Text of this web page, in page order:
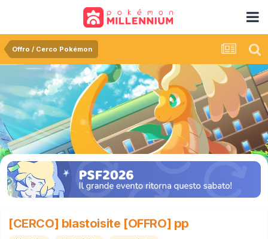
Offro / Cerco Pokémon
[CERCO] blastoisite [OFFRO] pp